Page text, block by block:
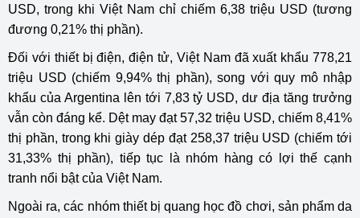
USD, trong khi Việt Nam chỉ chiếm 6,38 triệu USD (tương
đương 0,21% thị phần).
Đối với thiết bị điện, điện tử, Việt Nam đã xuất khẩu 778,21
triệu USD (chiếm 9,94% thị phần), song với quy mô nhập
khẩu của Argentina lên tới 7,83 tỷ USD, dư địa tăng trưởng
vẫn còn đáng kể. Dệt may đạt 57,32 triệu USD, chiếm 8,41%
thị phần, trong khi giày dép đạt 258,37 triệu USD (chiếm tới
31,33% thị phần), tiếp tục là nhóm hàng có lợi thế cạnh
tranh nổi bật của Việt Nam.
Ngoài ra, các nhóm thiết bị quang học đồ chơi, sản phẩm da